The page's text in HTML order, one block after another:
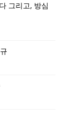
그리고, 방심